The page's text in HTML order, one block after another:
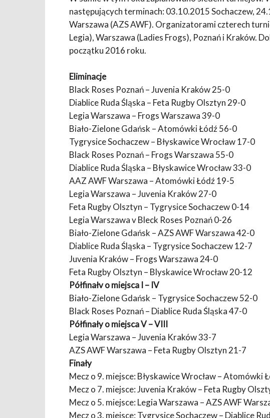
następujących terminach: 03.10.2015 Sochaczew,
Warszawa (AZS AWF). Organizatorami czterech
Legia), Warszawa (Ladies Frogs), Poznań i Kraków.
początku 2016 roku.
Eliminacje
Black Roses Poznań – Juvenia Kraków 25-0
Diablice Ruda Śląska – Feta Rugby Olsztyn 29-0
Legia Warszawa – Frogs Warszawa 39-0
Biało-Zielone Gdańsk – Atomówki Łódź 56-0
Tygrysice Sochaczew – Błyskawice Wrocław 17-0
Black Roses Poznań – Frogs Warszawa 55-0
Diablice Ruda Śląska – Błyskawice Wrocław 33-0
AAZ AWF Warszawa – Atomówki Łódź 19-5
Legia Warszawa – Juvenia Kraków 27-0
Feta Rugby Olsztyn – Tygrysice Sochaczew 0-14
Legia Warszawa v Bleck Roses Poznań 0-26
Biało-Zielone Gdańsk – AZS AWF Warszawa 42-0
Diablice Ruda Śląska – Tygrysice Sochaczew 12-7
Juvenia Kraków – Frogs Warszawa 24-0
Feta Rugby Olsztyn – Blyskawice Wrocław 20-12
Półfinałv o miejsca I – IV
Biało-Zielone Gdańsk – Tygrysice Sochaczew 52-0
Black Roses Poznań – Diablice Ruda Śląska 47-0
Półfinały o miejsca V – VIII
Legia Warszawa – Juvenia Kraków 33-7
AZS AWF Warszawa – Feta Rugby Olsztyn 21-7
Finały
Mecz o 9. miejsce: Błyskawice Wrocław – Atomówki
Mecz o 7. miejsce: Juvenia Kraków – Feta Rugby
Mecz o 5. miejsce: Legia Warszawa – AZS AWF
Mecz o 3. miejsce: Tygrysice Sochaczew – Diablice